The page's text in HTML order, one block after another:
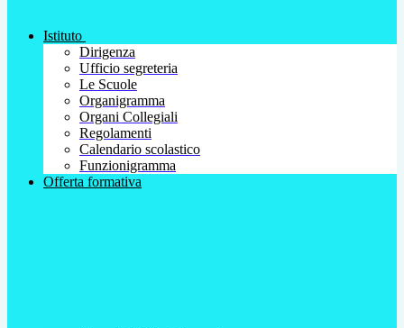
Istituto
Dirigenza
Ufficio segreteria
Le Scuole
Organigramma
Organi Collegiali
Regolamenti
Calendario scolastico
Funzionigramma
Offerta formativa